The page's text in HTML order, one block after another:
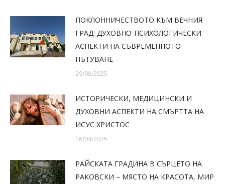
ПОКЛОННИЧЕСТВОТО КЪМ ВЕЧНИЯ
ГРАД: ДУХОВНО-ПСИХОЛОГИЧЕСКИ
АСПЕКТИ НА СЪВРЕМЕННОТО
ПЪТУВАНЕ
29/08/2025
ИСТОРИЧЕСКИ, МЕДИЦИНСКИ И
ДУХОВНИ АСПЕКТИ НА СМЪРТТА НА
ИСУС ХРИСТОС
16/04/2025
РАЙСКАТА ГРАДИНА В СЪРЦЕТО НА
РАКОВСКИ – МЯСТО НА КРАСОТА, МИР